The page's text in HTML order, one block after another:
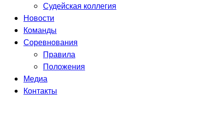
Судейская коллегия
Новости
Команды
Соревнования
Правила
Положения
Медиа
Контакты